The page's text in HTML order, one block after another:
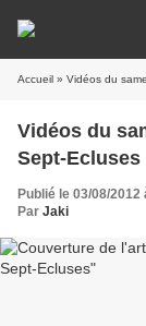
Accueil » Vidéos du
Vidéos du
Sept-Ecluses
Publié le 03/08/2012
Par Jaki